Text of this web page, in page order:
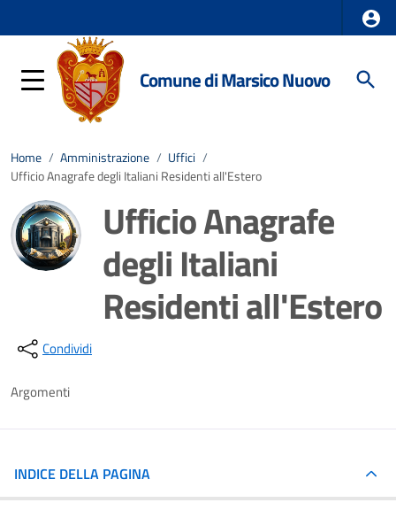
Comune di Marsico Nuovo
Home / Amministrazione / Uffici /
Ufficio Anagrafe degli Italiani Residenti all'Estero
Ufficio Anagrafe
degli Italiani
Residenti all'Estero
Condividi
Argomenti
INDICE DELLA PAGINA